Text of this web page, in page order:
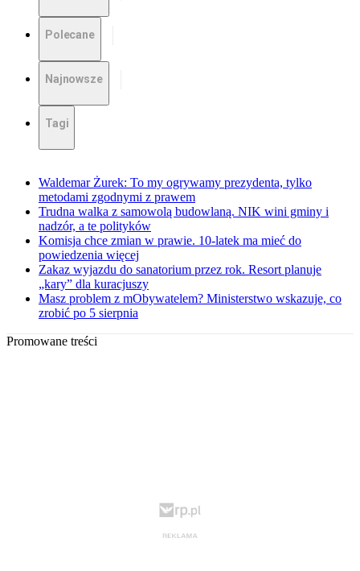
Polecane
Najnowsze
Tagi
Waldemar Żurek: To my ogrywamy prezydenta, tylko
metodami zgodnymi z prawem
Trudna walka z samowolą budowlaną. NIK wini gminy i
nadzór, a te polityków
Komisja chce zmian w prawie. 10-latek ma mieć do
powiedzenia więcej
Zakaz wyjazdu do sanatorium przez rok. Resort planuje
„kary” dla kuracjuszy
Masz problem z mObywatelem? Ministerstwo wskazuje, co
zrobić po 5 sierpnia
Promowane treści